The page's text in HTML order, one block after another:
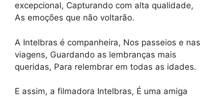
excepcional, Capturando com alta qualidade,
As emoções que não voltarão.
A Intelbras é companheira, Nos passeios e nas
viagens, Guardando as lembranças mais
queridas, Para relembrar em todas as idades.
E assim, a filmadora Intelbras, É uma amiga